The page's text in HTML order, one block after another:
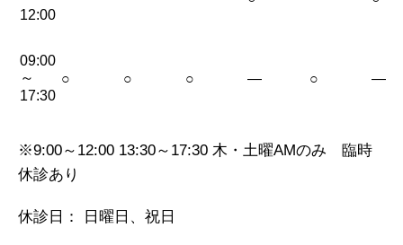
12:00
09:00
～
17:30
○ ○ ○ — ○ —
※9:00～12:00 13:30～17:30 木・土曜AMのみ 臨時
休診あり
休診日： 日曜日、祝日